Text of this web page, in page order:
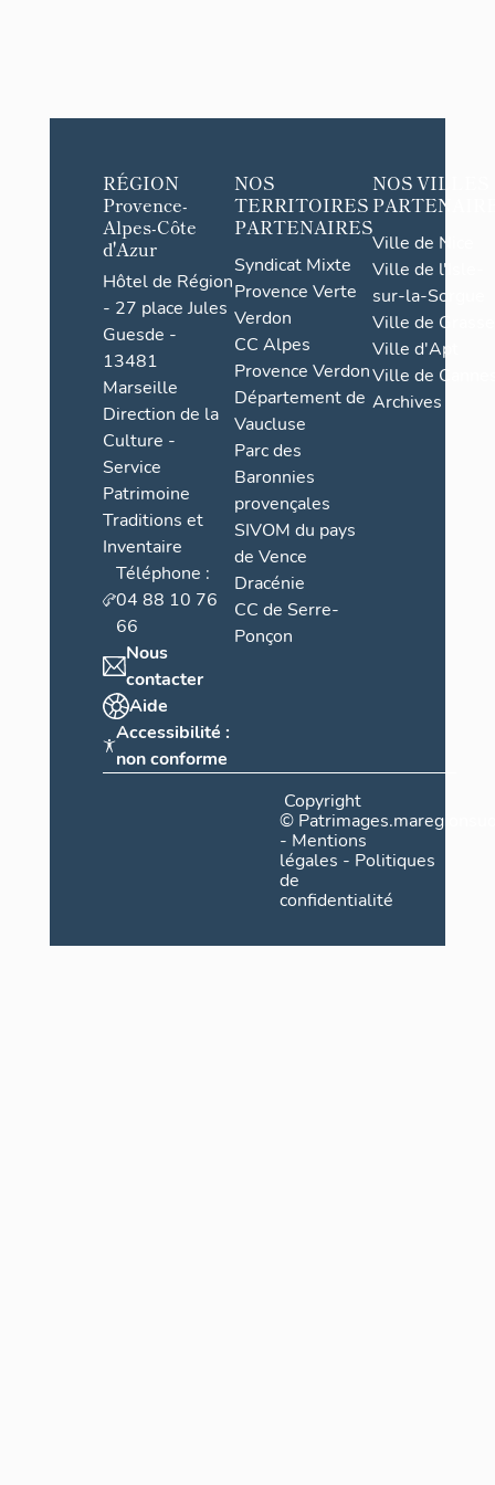
RÉGION
Provence-
Alpes-Côte
d'Azur
Hôtel de Région
- 27 place Jules
Guesde -
13481
Marseille
Direction de la
Culture -
Service
Patrimoine
Traditions et
Inventaire
Téléphone :
04 88 10 76
66
Nous
contacter
Aide
Accessibilité :
non conforme
NOS
TERRITOIRES
PARTENAIRES
Syndicat Mixte
Provence Verte
Verdon
CC Alpes
Provence Verdon
Département de
Vaucluse
Parc des
Baronnies
provençales
SIVOM du pays
de Vence
Dracénie
CC de Serre-
Ponçon
NOS VILLES
Ville de Nice
Ville de l'Isle-
sur-la-Sorgue
Ville de Grasse
Ville d'Apt
Ville de
Archives
Copyright
©
- Mentions
légales - Politiques
de
confidentialité